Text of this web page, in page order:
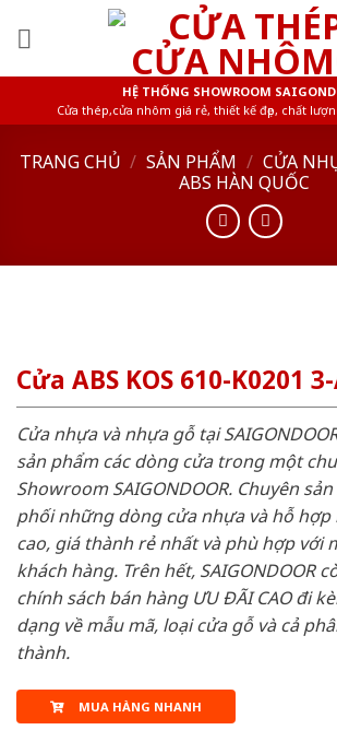
HỆ THỐNG SHOWROOM
Cửa thép,cửa nhôm giá rẻ, thiết kế đẹp, chất
TRANG CHỦ / SẢN PHẨM / CỬA
ABS HÀN QUỐC
Cửa ABS KOS 610-K0201 3-
Cửa nhựa và nhựa gỗ tại
sản phẩm các dòng cửa trong một
Showroom SAIGONDOOR. Chuyên
phối những dòng cửa nhựa và hỗ
cao, giá thành rẻ nhất và phù hợp với
khách hàng. Trên hết, SAIGONDOOR
chính sách bán hàng ƯU ĐÃI CAO đi
dạng về mẫu mã, loại cửa gỗ và cả
thành.
MUA HÀNG NHANH